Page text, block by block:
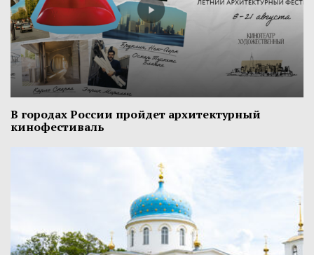
В городах России пройдет архитектурный
кинофестиваль